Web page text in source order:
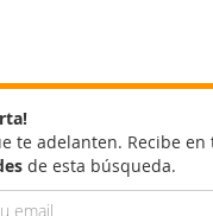
te adelanten. Recibe en
de esta búsqueda.